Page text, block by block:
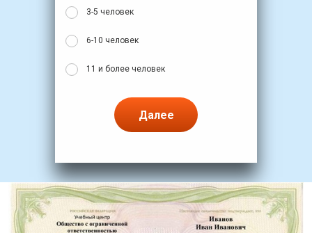
3-5 человек
6-10 человек
11 и более человек
Далее